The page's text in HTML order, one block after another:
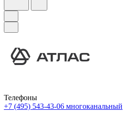
Телефоны
+7 (495) 543-43-06 многоканальный